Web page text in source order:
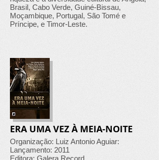
Brasil, Cabo Verde, Guiné-Bissau,
Moçambique, Portugal, São Tomé e
Príncipe, e Timor-Leste.
ERA UMA VEZ À MEIA-NOITE
Organização: Luiz Antonio Aguiar:
Lançamento: 2011